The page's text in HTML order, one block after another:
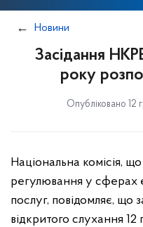
Новини
Засідання
року
Опубліковано 12
Національна комісія,
регулювання у сферах
послуг, повідомляє, що
відкритого слухання